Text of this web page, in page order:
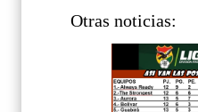
Otras noticias: